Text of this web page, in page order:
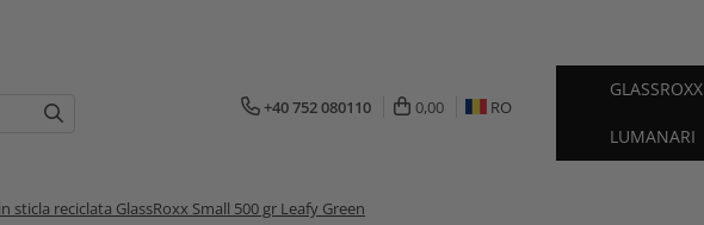
+40 752 080110 0,00 RO
GLASSROXX
LUMANARI
sticla reciclata GlassRoxx Small 500 gr Leafy Green